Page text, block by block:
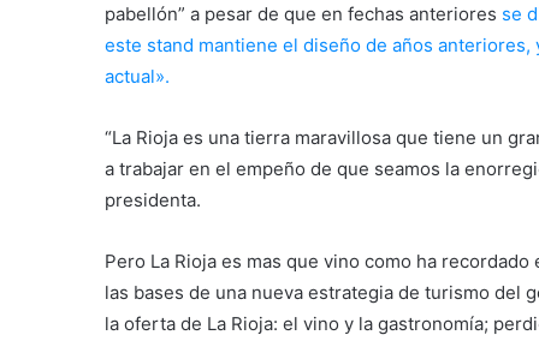
pabellón” a pesar de que en fechas anteriores se
este stand mantiene el diseño de años
actual».
“La Rioja es una tierra maravillosa que tiene un
a trabajar en el empeño de que seamos la
presidenta.
Pero La Rioja es mas que vino como ha
las bases de una nueva estrategia de turismo del
la oferta de La Rioja: el vino y la gastronomía;